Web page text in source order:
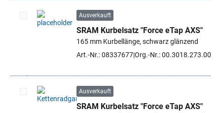
Artikel auswählen
Ausverkauft
SRAM Kurbelsatz "Force eTap AXS"
165 mm Kurbellänge, schwarz glänzend
Art.-Nr.: 08337677Org.-Nr.: 00.3018.273.006
Ausverkauft
SRAM Kurbelsatz "Force eTap AXS"